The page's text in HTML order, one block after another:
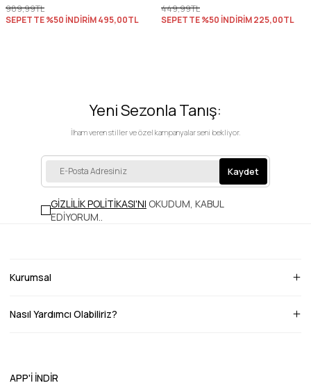
989,99TL
SEPETTE %50 İNDİRİM495,00TL
449,99TL
SEPETTE %50 İNDİRİM225,00TL
Yeni Sezonla Tanış:
İlham veren stiller ve özel kampanyalar seni bekliyor.
Kaydet
GİZLİLİK POLİTİKASI'NI OKUDUM, KABUL
EDİYORUM.
Kurumsal
Nasıl Yardımcı Olabiliriz?
APP'İ İNDİR